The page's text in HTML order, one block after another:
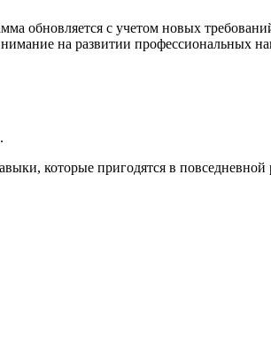
обновляется с учетом новых
на развитии профессиональных
которые пригодятся в повседневной